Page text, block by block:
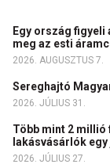
Egy ország
meg az esti
2026. AUGUSZTUS 7.
Sereghajtó
2026. JÚLIUS 31.
Több mint 2
lakásvásárlók
2026. JÚLIUS 27.